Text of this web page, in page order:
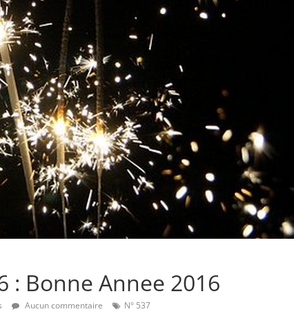
: Bonne Annee 2016
Aucun commentaire N° 537